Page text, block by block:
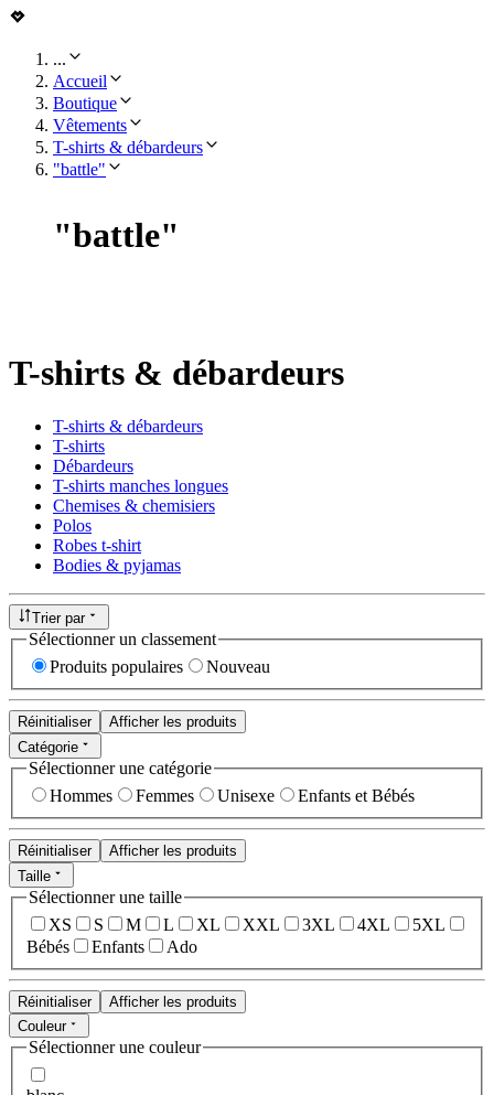
...
Accueil
Boutique
Vêtements
T-shirts & débardeurs
"battle"
"battle"
T-shirts & débardeurs
T-shirts & débardeurs
T-shirts
Débardeurs
T-shirts manches longues
Chemises & chemisiers
Polos
Robes t-shirt
Bodies & pyjamas
Trier par
Sélectionner un classement
Produits populaires
Nouveau
Réinitialiser
Afficher les produits
Catégorie
Sélectionner une catégorie
Hommes
Femmes Unisexe Enfants et Bébés
Réinitialiser
Afficher les produits
Taille
Sélectionner une taille
XS
S M L XL XXL 3XL 4XL
5XL
Bébés
Enfants Ado
Réinitialiser
Afficher les produits
Couleur
Sélectionner une couleur